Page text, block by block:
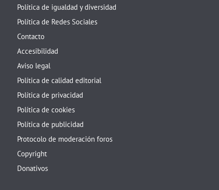
Política de igualdad y diversidad
Política de Redes Sociales
Contacto
Accesibilidad
Aviso legal
Política de calidad editorial
Política de privacidad
Política de cookies
Política de publicidad
Protocolo de moderación foros
Copyright
Donativos